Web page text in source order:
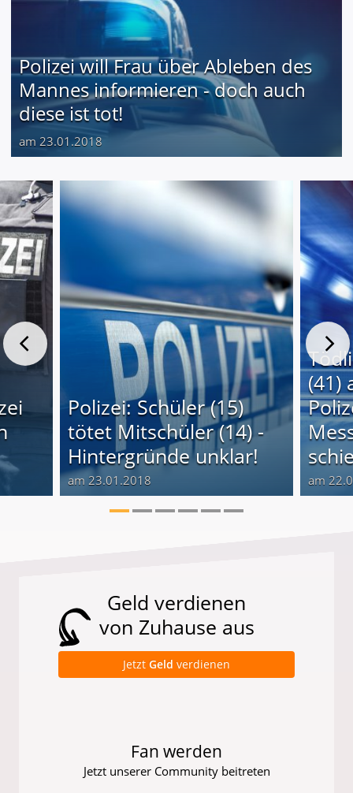
Polizei will Frau über Ableben des
Mannes informieren - doch auch
diese ist tot!
am 23.01.2018
Polizei: Schüler (15)
tötet Mitschüler (14) -
Hintergründe unklar!
am 23.01.2018
(41)
am
Geld verdienen
von Zuhause aus
Jetzt Geld verdienen
Fan werden
Jetzt unserer Community beitreten